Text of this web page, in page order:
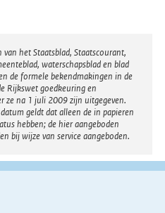
het Staatsblad, Staatscourant,
waterschapsblad en blad
de formele bekendmakingen in de
Rijkswet goedkeuring en
ze na 1 juli 2009 zijn uitgegeven.
geldt dat alleen de in papieren
hebben; de hier aangeboden
bij wijze van service aangeboden.